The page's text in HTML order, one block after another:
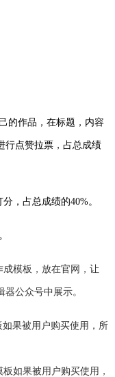
的作品，在标题， 内容
行点赞拉票，占总成绩
，占总成绩的40%。
模板，放在官网，让
公众号中展示。
果被用户购买使用，所
如果被用户购买使用，